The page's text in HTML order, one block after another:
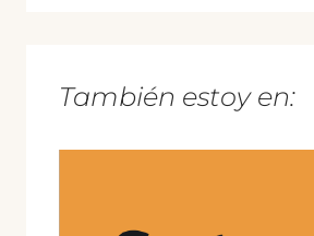
También estoy en: